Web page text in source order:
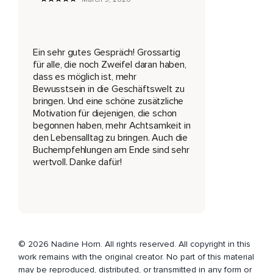
Viel Freude beim Zuhören.
Heute begrüße ich den Nils Behlig bei mir im Podcast.
Schön,
Dass du da bist.
Wir haben uns ja kennengelernt letztes Jahr bei der Mind,
Und da hast du mir erzählt,
Ein sehr gutes Gespräch! Grossartig
für alle, die noch Zweifel daran haben,
dass es möglich ist, mehr
Bewusstsein in die Geschäftswelt zu
bringen. Und eine schöne zusätzliche
Motivation für diejenigen, die schon
begonnen haben, mehr Achtsamkeit in
den Lebensalltag zu bringen. Auch die
Buchempfehlungen am Ende sind sehr
wertvoll. Danke dafür!
© 2026 Nadine Horn. All rights reserved. All copyright in this
work remains with the original creator. No part of this material
may be reproduced, distributed, or transmitted in any form or